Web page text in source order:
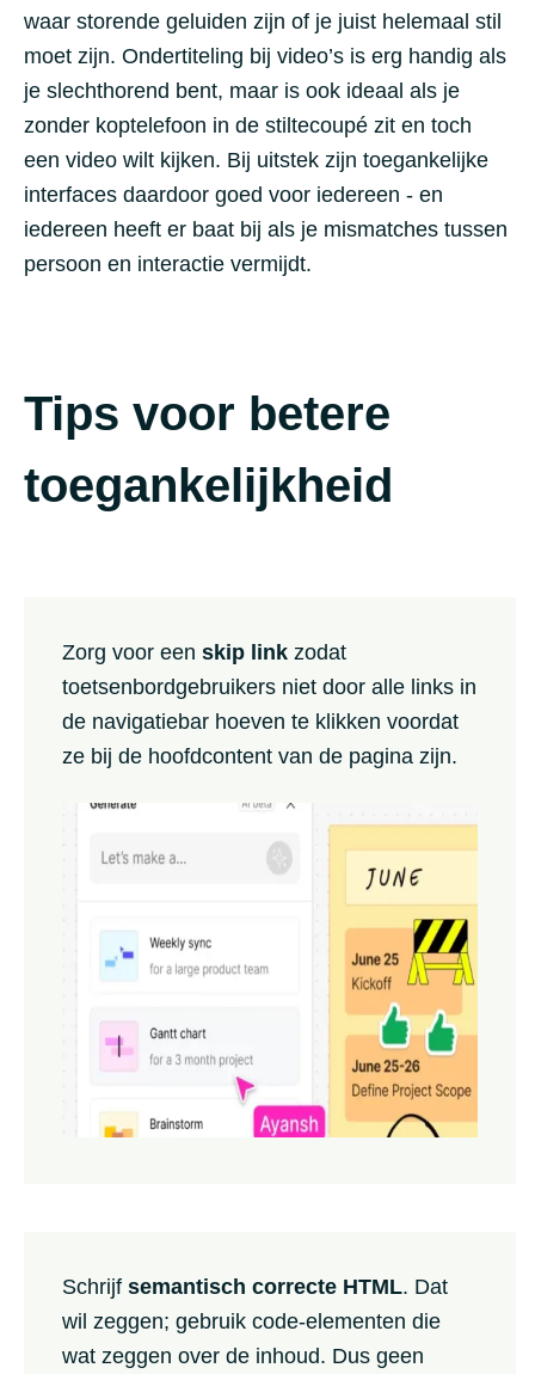
waar storende geluiden zijn of je juist helemaal stil
moet zijn. Ondertiteling bij video’s is erg handig als
je slechthorend bent, maar is ook ideaal als je
zonder koptelefoon in de stiltecoupé zit en toch
een video wilt kijken. Bij uitstek zijn toegankelijke
interfaces daardoor goed voor iedereen - en
iedereen heeft er baat bij als je mismatches tussen
persoon en interactie vermijdt.
Tips voor betere
toegankelijkheid
Zorg voor een skip link zodat
toetsenbordgebruikers niet door alle links in
de navigatiebar hoeven te klikken voordat
ze bij de hoofdcontent van de pagina zijn.
Schrijf semantisch correcte HTML. Dat
wil zeggen; gebruik code-elementen die
wat zeggen over de inhoud. Dus geen